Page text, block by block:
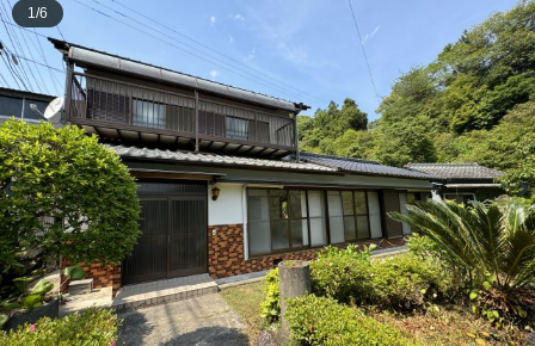
1 /6